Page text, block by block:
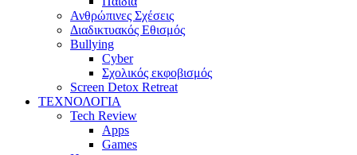
Ανθρώπινες Σχέσεις
Διαδικτυακός Εθισμός
Bullying
Cyber
Σχολικός εκφοβισμός
Screen Detox Retreat
ΤΕΧΝΟΛΟΓΙΑ
Tech Review
Apps
Games